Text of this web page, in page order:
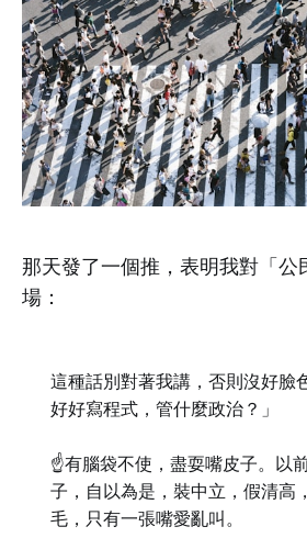
那天發了一個推，表明我對「公
場：
這種話別對著我講，否則沒好臉
好好寫程式，管什麼政治？」
☝️有腦袋不使，盡耍嘴皮子。以
子，自以為是，裝中立，假清高
毛，只有一張嘴愛亂叫。